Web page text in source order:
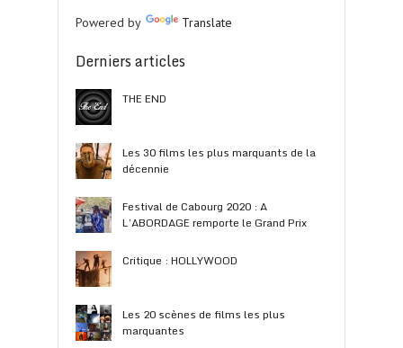
Powered by Translate
Derniers articles
THE END
Les 30 films les plus marquants de la
décennie
Festival de Cabourg 2020 : A
L’ABORDAGE remporte le Grand Prix
Critique : HOLLYWOOD
Les 20 scènes de films les plus
marquantes